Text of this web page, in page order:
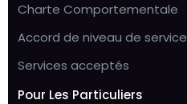
Charte Comportementale
Accord de niveau de service
Services acceptés
Pour Les Particuliers